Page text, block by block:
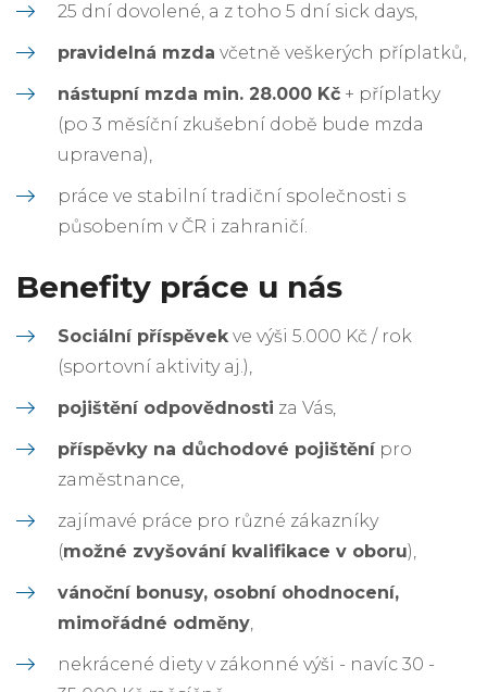
25 dní dovolené, a z toho 5 dní sick days,
pravidelná mzda včetně veškerých příplatků,
nástupní mzda min. 28.000 Kč + příplatky
(po 3 měsíční zkušební době bude mzda
upravena),
práce ve stabilní tradiční společnosti s
působením v ČR i zahraničí.
Benefity práce u nás
Sociální příspěvekve výši 5.000 Kč / rok
(sportovní aktivity aj.),
pojištění odpovědnosti za Vás,
příspěvky na důchodové pojištěnípro
zaměstnance,
zajímavé práce pro různé zákazníky
(možné zvyšování kvalifikace v oboru),
vánoční bonusy, osobní ohodnocení,
mimořádné odměny,
nekrácené diety v zákonné výši - navíc 30 -